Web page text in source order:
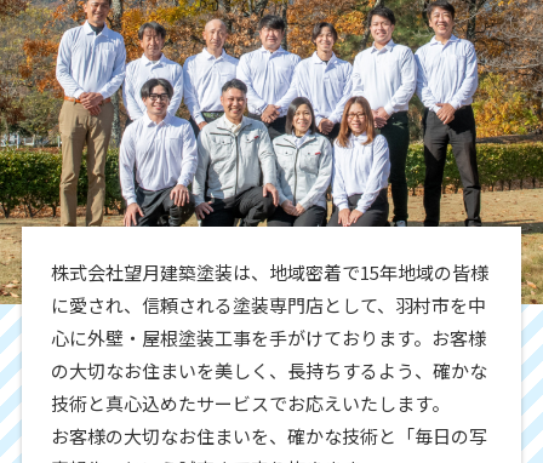
株式会社望月建築塗装は、地域密着で15年地域の皆様
に愛され、信頼される塗装専門店として、羽村市を中
心に外壁・屋根塗装工事を手がけております。お客様
の大切なお住まいを美しく、長持ちするよう、確かな
技術と真心込めたサービスでお応えいたします。
お客様の大切なお住まいを、確かな技術と「毎日の写